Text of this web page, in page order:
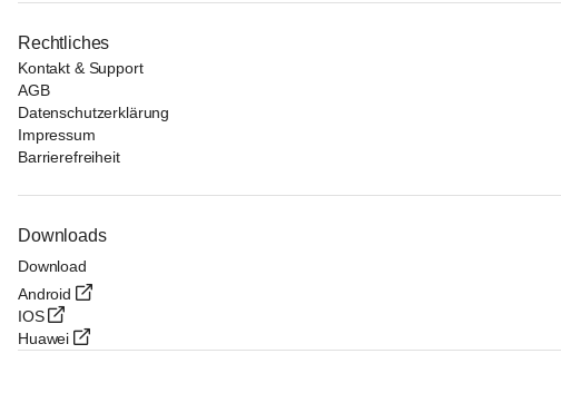
Rechtliches
Kontakt & Support
AGB
Datenschutzerklärung
Impressum
Barrierefreiheit
Downloads
Download
Android
IOS
Huawei